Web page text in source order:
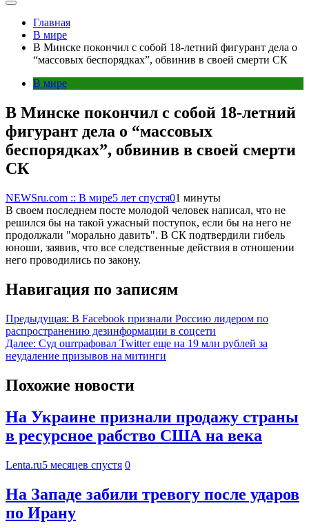
Главная
В мире
В Минске покончил с собой 18-летний фигурант дела о
“массовых беспорядках”, обвинив в своей смерти СК
В мире
В Минске покончил с собой 18-летний
фигурант дела о “массовых
беспорядках”, обвинив в своей смерти
СК
NEWSru.com :: В мире5 лет спустя01 минуты
В своем последнем посте молодой человек написал, что не
решился бы на такой ужасный поступок, если бы на него не
продолжали "морально давить". В СК подтвердили гибель
юноши, заявив, что все следственные действия в отношении
него проводились по закону.
Навигация по записям
Предыдущая: В Facebook признали Россию лидером по
распространению дезинформации в соцсети
Далее: Суд оштрафовал Twitter еще на 19 млн рублей за
неудаление призывов на митинги
Похожие новости
На Украине признали продажу страны
в ресурсное рабство США на века
Lenta.ru5 месяцев спустя 0
На Западе забили тревогу после ударов
по Ирану